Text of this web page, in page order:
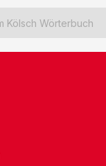
Kölsch Wörterbuch